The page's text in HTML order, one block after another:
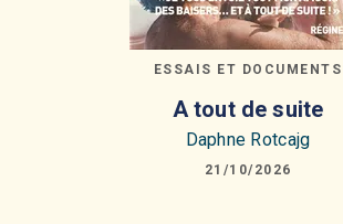
ESSAIS ET DOCUMENTS
A tout de suite
Daphne Rotcajg
21/10/2026